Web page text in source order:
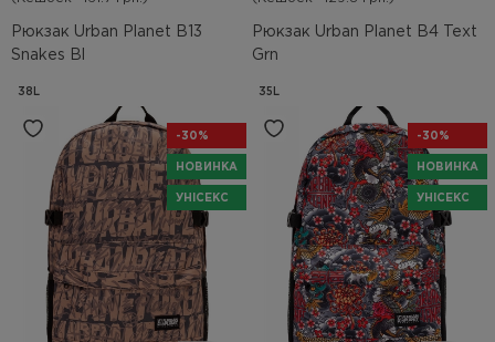
Рюкзак Urban Planet B13
Snakes Bl
38L
Рюкзак Urban Planet B4 Text
Grn
35L
-30%
НОВИНКА
УНІСЕКС
-30%
НОВИНКА
УНІСЕКС